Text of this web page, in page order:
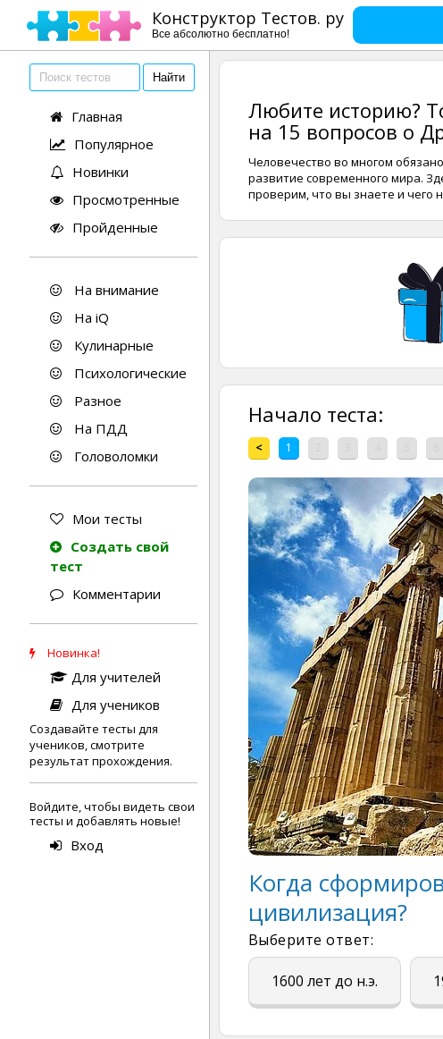
Конструктор Тестов. ру
Все абсолютно бесплатно!
Главная
Популярное
Новинки
Просмотренные
Пройденные
На внимание
На iQ
Кулинарные
Психологические
Разное
На ПДД
Головоломки
Мои тесты
Создать свой
тест
Комментарии
Новинка!
Для учителей
Для учеников
Создавайте тесты для
учеников, смотрите
результат прохождения.
Войдите, чтобы видеть свои
тесты и добавлять новые!
Вход
Любите историю?
на 15 вопросов о
Человечество во многом
развитие современного мира.
проверим, что вы знаете и чего
Начало теста:
< 1
Когда
цивилизация?
Выберите ответ:
1600 лет до н.э.